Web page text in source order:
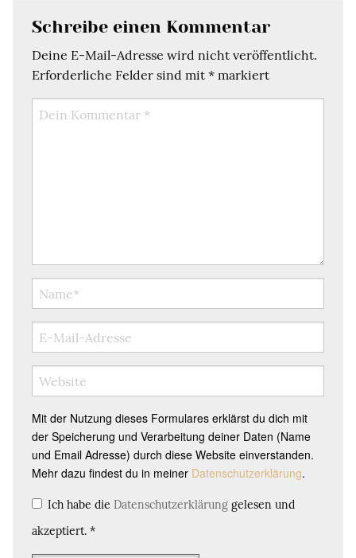
Schreibe einen Kommentar
Deine E-Mail-Adresse wird nicht veröffentlicht.
Erforderliche Felder sind mit * markiert
Mit der Nutzung dieses Formulares erklärst du dich mit
der Speicherung und Verarbeitung deiner Daten (Name
und Email Adresse) durch diese Website einverstanden.
Mehr dazu findest du in meiner Datenschutzerklärung.
Ich habe die Datenschutzerklärung gelesen und
akzeptiert. *